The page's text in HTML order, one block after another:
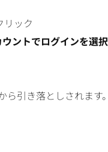
リック
ントでログインを選択
引き落としされます。